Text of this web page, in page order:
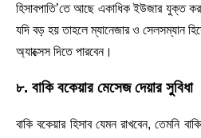
হিসাবপাতি’তে আছে একাধিক ইউজার যুক্ত
যদি বড় হয় তাহলে ম্যানেজার ও সেলসম্যান
অ্যাক্সেস দিতে পারবেন।
৮. বাকি বকেয়ার মেসেজ দেয়ার সুবিধা
বাকি বকেয়ার হিসাব যেমন রাখবেন, তেমনি